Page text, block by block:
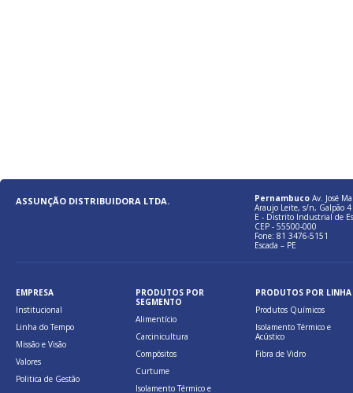
ASSUNÇÃO DISTRIBUIDORA LTDA. Pernambuco Av. José
Araujo Leite, s/n, Galpão 4
E - Distrito Industrial de
CEP - 55500-000
Fone: 81 3476-5151
Escada – PE
EMPRESA
Institucional
Linha do Tempo
Missão e Visão
Valores
Politica de Gestão
PRODUTOS POR
SEGMENTO
Alimentício
Carcinicultura
Compósitos
Curtume
Isolamento Térmico e
PRODUTOS POR LINHA
Produtos Químicos
Isolamento Térmico e
Acústico
Fibra de Vidro